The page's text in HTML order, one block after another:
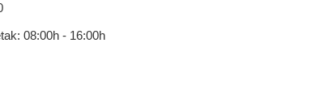
08:00h - 16:00h